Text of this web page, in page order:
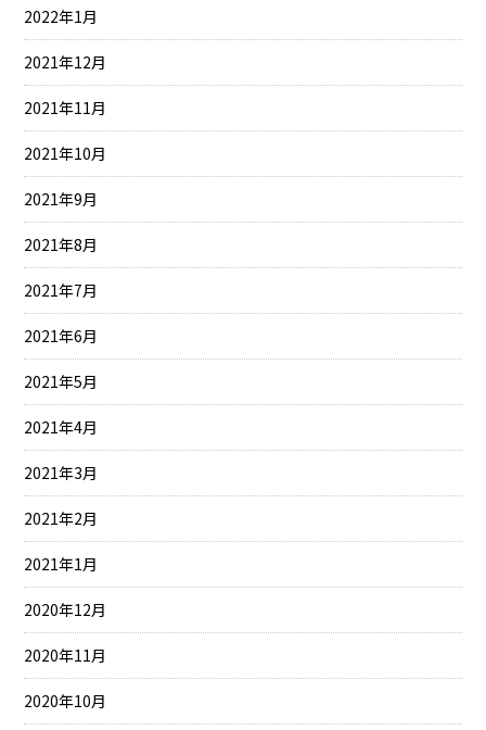
2022年1月
2021年12月
2021年11月
2021年10月
2021年9月
2021年8月
2021年7月
2021年6月
2021年5月
2021年4月
2021年3月
2021年2月
2021年1月
2020年12月
2020年11月
2020年10月